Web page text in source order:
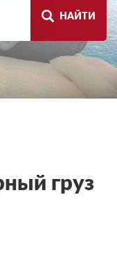
НАЙТИ
груз